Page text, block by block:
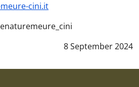
cini.it
Data notizia :
8 September 2024